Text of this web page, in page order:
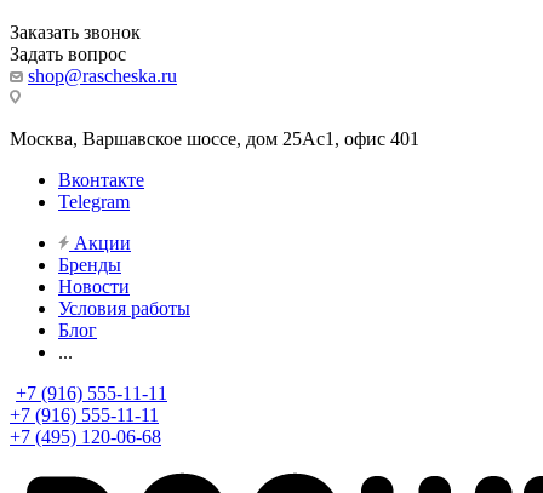
Заказать звонок
Задать вопрос
shop@rascheska.ru
Москва, Варшавское шоссе, дом 25Аc1, офис 401
Вконтакте
Telegram
Акции
Бренды
Новости
Условия работы
Блог
...
+7 (916) 555-11-11
+7 (916) 555-11-11
+7 (495) 120-06-68